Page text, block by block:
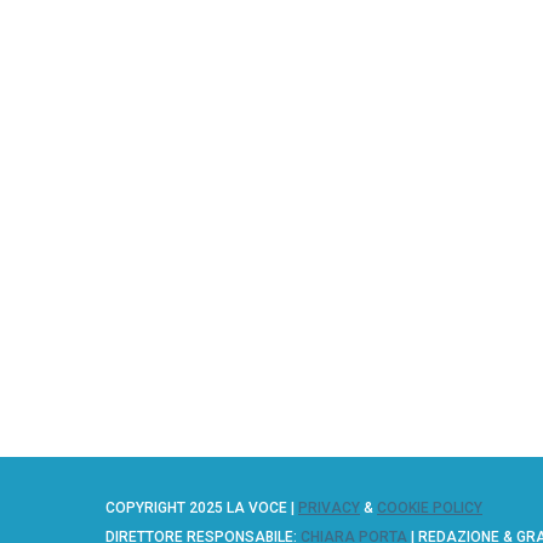
COPYRIGHT 2025 LA VOCE | PRIVACY & COOKIE POLICY
DIRETTORE RESPONSABILE: CHIARA PORTA | REDAZIONE &